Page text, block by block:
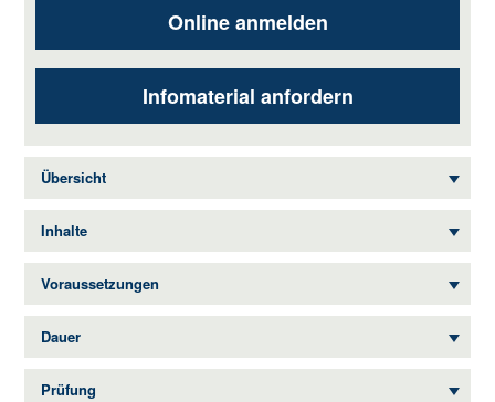
Online anmelden
Infomaterial anfordern
Übersicht
Inhalte
Voraussetzungen
Dauer
Prüfung